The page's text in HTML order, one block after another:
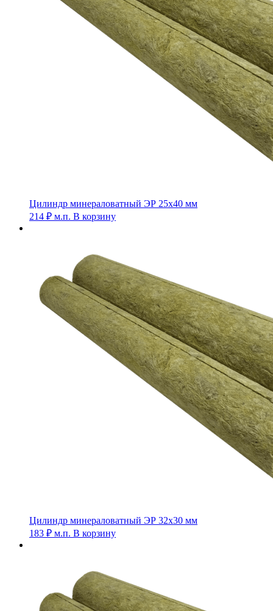
Цилиндр минераловатный ЭР 25х40 мм
214 ₽ м.п. В корзину
Цилиндр минераловатный ЭР 32х30 мм
183 ₽ м.п. В корзину